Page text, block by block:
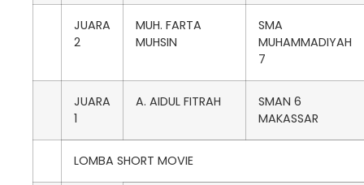
JUARA
2
MUH. FARTA
MUHSIN
SMA
MUHAMMADIYAH
7
JUARA
1
A. AIDUL FITRAH
SMAN 6
MAKASSAR
LOMBA SHORT MOVIE